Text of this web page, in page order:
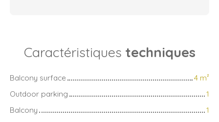
Caractéristiques techniques
Balcony surface 4 m²
Outdoor parking
1
Balcony
1